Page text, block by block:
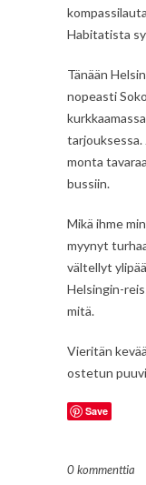
Habitatista
Tänään
nopeasti
tarjouksessa.
monta
bussiin.
Mikä ihme
myynyt
vältellyt
Helsingin-
mitä.
Vieritän
ostetun
Save
0 kommenttia